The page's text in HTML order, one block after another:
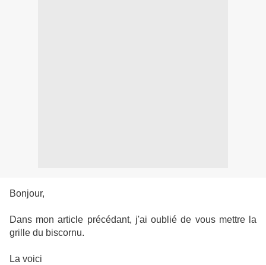
Bonjour,
Dans mon article précédant, j'ai oublié de vous mettre la
grille du biscornu.
La voici